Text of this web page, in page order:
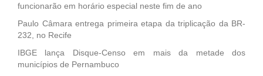
funcionarão em horário especial neste fim de ano
Paulo Câmara entrega primeira etapa da triplicação da BR-
232, no Recife
IBGE lança Disque-Censo em mais da metade dos
municípios de Pernambuco